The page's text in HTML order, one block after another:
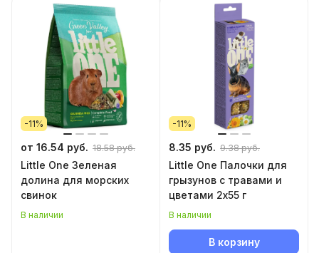
-11%
от 16.54 руб. 18.58 руб.
Little One Зеленая
долина для морских
свинок
В наличии
-11%
8.35 руб. 9.38 руб.
Little One Палочки для
грызунов с травами и
цветами 2х55 г
В наличии
В корзину